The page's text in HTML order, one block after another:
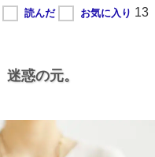
迷惑の元。